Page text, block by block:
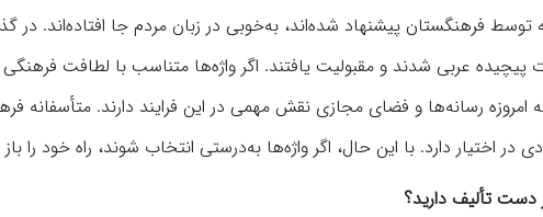
که توسط فرهنگستان پیشنهاد شده‌اند، به‌خوبی در زبان مردم جا افتاده‌اند. در
پیچیده عربی شدند و مقبولیت یافتند. اگر واژه‌ها متناسب با لطافت فرهنگی
امروزه رسانه‌ها و فضای مجازی نقش مهمی در این فرایند دارند.
در اختیار دارد. با این حال، اگر واژه‌ها به‌درستی انتخاب شوند، راه خود را
دست تألیف دارید؟